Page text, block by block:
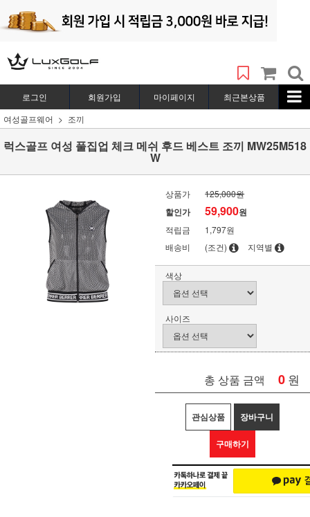
로그인 회원가입 마이페이지
최근본상품
여성골프웨어
조끼
럭스골프 여성 풀집업 체크 메쉬 후드 베스트 조끼 MW25M518
W
상품가 125,000원
할인가 59,900원
적립금
1,797원
배송비
(조건) 지역별
색상
사이즈
총 상품 금액 0 원
관심상품 장바구니
구매하기